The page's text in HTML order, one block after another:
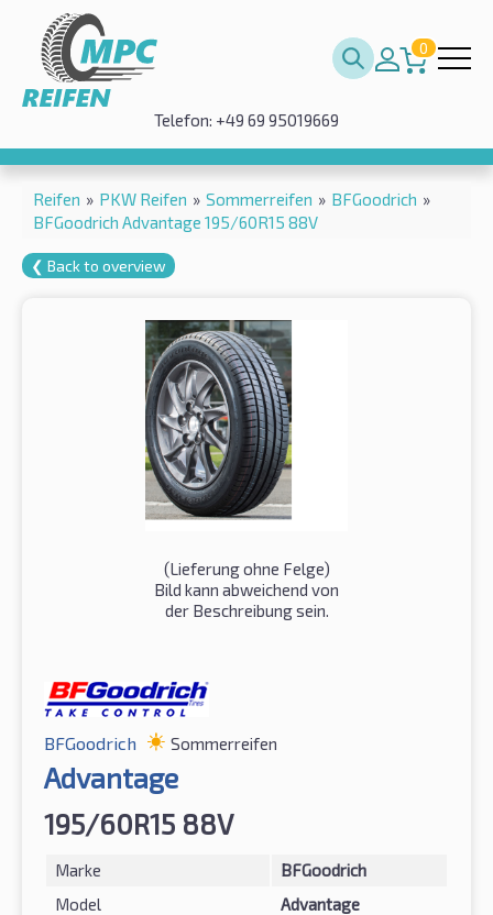
0
Telefon: +49 69 95019669
Reifen » PKW Reifen » Sommerreifen » BFGoodrich »
BFGoodrich Advantage 195/60R15 88V
❮ Back to overview
(Lieferung ohne Felge)
Bild kann abweichend von
der Beschreibung sein.
BFGoodrich Sommerreifen
Advantage
195/60R15 88V
Marke
BFGoodrich
Model
Advantage